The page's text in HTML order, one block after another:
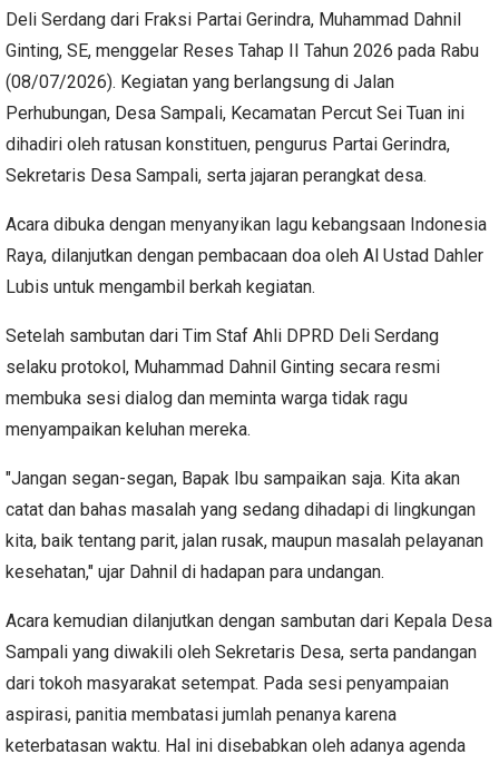
Deli Serdang dari Fraksi Partai Gerindra, Muhammad Dahnil
Ginting, SE, menggelar Reses Tahap II Tahun 2026 pada Rabu
(08/07/2026). Kegiatan yang berlangsung di Jalan
Perhubungan, Desa Sampali, Kecamatan Percut Sei Tuan ini
dihadiri oleh ratusan konstituen, pengurus Partai Gerindra,
Sekretaris Desa Sampali, serta jajaran perangkat desa.
Acara dibuka dengan menyanyikan lagu kebangsaan Indonesia
Raya, dilanjutkan dengan pembacaan doa oleh Al Ustad Dahler
Lubis untuk mengambil berkah kegiatan.
Setelah sambutan dari Tim Staf Ahli DPRD Deli Serdang
selaku protokol, Muhammad Dahnil Ginting secara resmi
membuka sesi dialog dan meminta warga tidak ragu
menyampaikan keluhan mereka.
"Jangan segan-segan, Bapak Ibu sampaikan saja. Kita akan
catat dan bahas masalah yang sedang dihadapi di lingkungan
kita, baik tentang parit, jalan rusak, maupun masalah pelayanan
kesehatan," ujar Dahnil di hadapan para undangan.
Acara kemudian dilanjutkan dengan sambutan dari Kepala Desa
Sampali yang diwakili oleh Sekretaris Desa, serta pandangan
dari tokoh masyarakat setempat. Pada sesi penyampaian
aspirasi, panitia membatasi jumlah penanya karena
keterbatasan waktu. Hal ini disebabkan oleh adanya agenda